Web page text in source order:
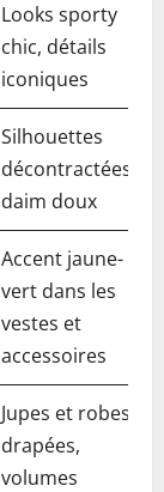
Looks sporty
chic, détails
iconiques
Silhouettes
décontractées,
daim doux
Accent jaune-
vert dans les
vestes et
accessoires
Jupes et robes
drapées,
volumes